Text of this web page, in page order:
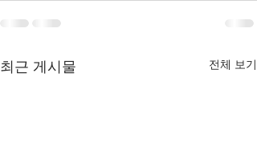
최근 게시물 전체 보기